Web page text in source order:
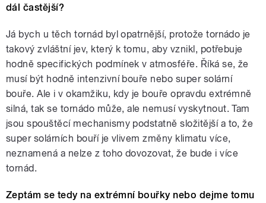
dál častější?
Já bych u těch tornád byl opatrnější, protože tornádo je
takový zvláštní jev, který k tomu, aby vznikl, potřebuje
hodně specifických podmínek v atmosféře. Říká se, že
musí být hodně intenzivní bouře nebo super solární
bouře. Ale i v okamžiku, kdy je bouře opravdu extrémně
silná, tak se tornádo může, ale nemusí vyskytnout. Tam
jsou spouštěcí mechanismy podstatně složitější a to, že
super solárních bouří je vlivem změny klimatu více,
neznamená a nelze z toho dovozovat, že bude i více
tornád.
Zeptám se tedy na extrémní bouřky nebo dejme tomu